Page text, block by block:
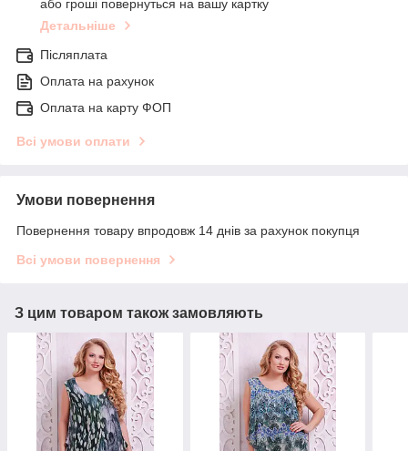
або гроші повернуться на вашу картку
Детальніше
Післяплата
Оплата на рахунок
Оплата на карту ФОП
Всі умови оплати
Умови повернення
Повернення товару впродовж 14 днів за рахунок покупця
Всі умови повернення
З цим товаром також замовляють